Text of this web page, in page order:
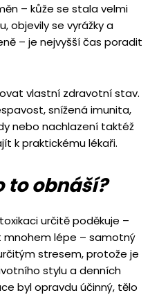
– kůže se stala velmi
objevily se vyrážky a
– je nejvyšší čas poradit
vlastní zdravotní stav.
snížená imunita,
nebo nachlazení taktéž
k praktickému lékaři.
to obnáší?
určitě poděkuje –
lépe – samotný
stresem, protože je
stylu a denních
byl opravdu účinný, tělo